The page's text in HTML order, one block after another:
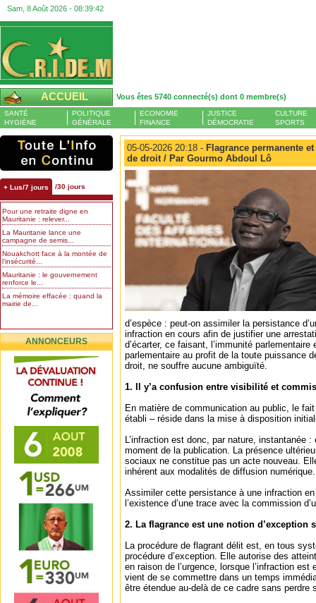
Sam, 8 Août 2026 - 08:39:43
ACCUEIL Vous êtes 5740 connecté(s) dont 0 membre(s)
SANTÉ
HYGIÈNE
POLITIQUE
GÉNÉRALE
ECONOMIE
FINANCE
JUSTICE
DÉMOCRATIE
CULTURE
SPORTS
+ Lus/7 jours /30 jours
Pour une retraite digne en
Mauritanie : relever...
La Mauritanie lance une
campagne de semis...
Nouakchott face à la montée de
l’insécurité...
Mauritanie : le gouvernement
renforce le...
La mémoire effacée : quand la
mairie de...
ANNONCEURS
05-05-2026 20:18 - Flagrance permanente
de droit / Par Gourmo Abdoul Lô
d’espèce : peut-on assimiler la persistance
infraction en cours afin de justifier une
d’écarter, ce faisant, l’immunité parlementaire
parlementaire au profit de la toute puissance
droit, ne souffre aucune ambiguïté.
1. Il y’a confusion entre visibilité et
En matière de communication au public, le
établi – réside dans la mise à disposition
L’infraction est donc, par nature, instantanée
moment de la publication. La présence
sociaux ne constitue pas un acte nouveau.
inhérent aux modalités de diffusion numérique.
Assimiler cette persistance à une infraction
l’existence d’une trace avec la commission
2. La flagrance est une notion d’exception
La procédure de flagrant délit est, en tous
procédure d’exception. Elle autorise des
en raison de l’urgence, lorsque l’infraction
vient de se commettre dans un temps
être étendue au-delà de ce cadre sans perdre